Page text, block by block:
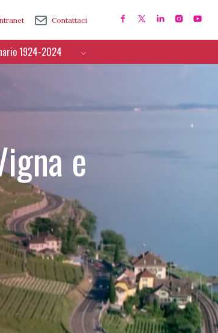
Contattaci
1924-2024
e